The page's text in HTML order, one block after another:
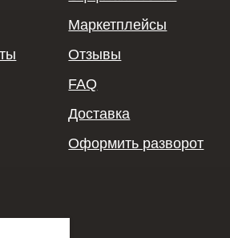
Сайт разработан VSh
2024 Лемниската ©